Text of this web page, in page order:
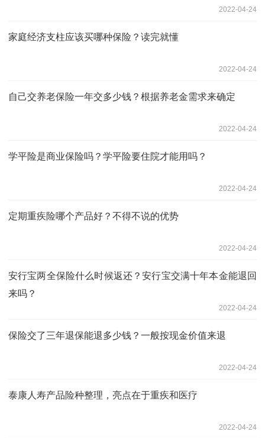
2022-04-24
家庭经济支柱应该买哪种保险？读完就懂
2022-04-24
自己交养老保险一年交多少钱？根据养老金需求来确定
2022-04-24
学平险是商业保险吗？学平险要住院才能用吗？
2022-04-24
定期重疾险哪个产品好？不得不说的优势
2022-04-24
安行宝两全保险什么时候返还？安行宝交满十年本金能退回
来吗？
2022-04-24
保险交了三年退保能退多少钱？一般按现金价值来退
2022-04-24
泰康人寿产品险种整理，亮点在于重疾和医疗
2022-04-24